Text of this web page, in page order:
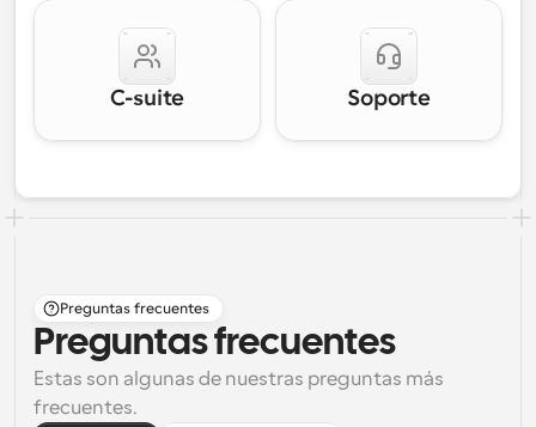
C-suite Soporte
Preguntas frecuentes
Preguntas frecuentes
Estas son algunas de nuestras preguntas más
frecuentes.